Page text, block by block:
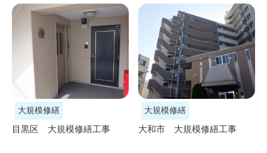
大規模修繕
目黒区 大規模修繕工事
大規模修繕
大和市 大規模修繕工事